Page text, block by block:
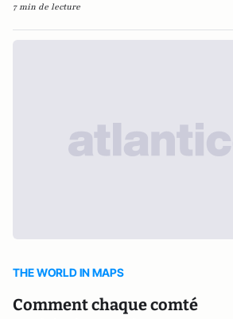
7 min de lecture
THE WORLD IN MAPS
Comment chaque comté